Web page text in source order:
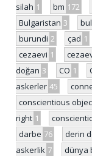
silah 1 bm 172
Bulgaristan 3
burundi 2 çad 1
cezaevi 1
doğan 3 CO 1
askerler 45
conscientious
right 1
darbe 76 derin
askerlik 7 dünya